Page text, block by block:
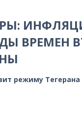
ВРЕМЕН
режиму